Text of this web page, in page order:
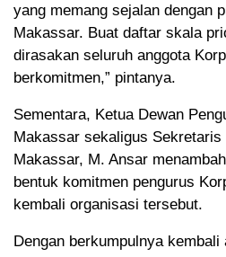
yang memang sejalan dengan
Makassar. Buat daftar skala
dirasakan seluruh anggota
berkomitmen,” pintanya.
Sementara, Ketua Dewan
Makassar sekaligus Sekretaris
Makassar, M. Ansar
bentuk komitmen pengurus
kembali organisasi tersebut.
Dengan berkumpulnya kembali